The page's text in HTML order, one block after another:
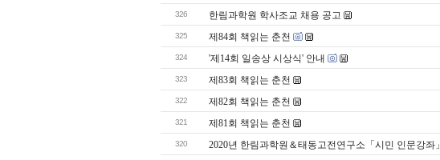
326 한림과학원 학사조교 채용 공고
325 제84회 책읽는 춘천
324 '제14회 일송상 시상식' 안내
323 제83회 책읽는 춘천
322 제82회 책읽는 춘천
321 제81회 책읽는 춘천
320 2020년 한림과학원＆태동고전연구소「시민 인문강좌」